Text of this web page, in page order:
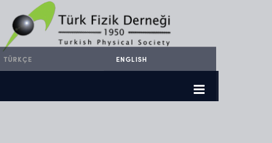
ENGLISH
TÜRKÇE